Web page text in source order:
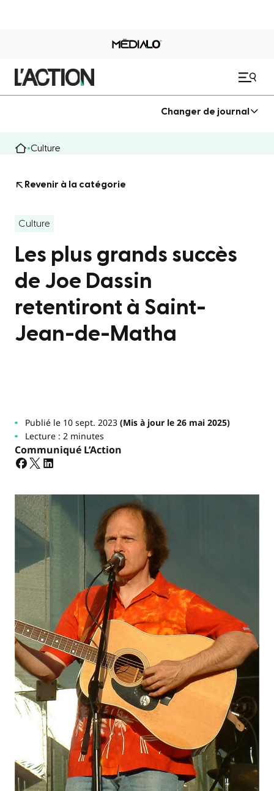
Changer de journal
Culture
Revenir à la catégorie
Culture
Les plus grands succès
de Joe Dassin
retentiront à Saint-
Jean-de-Matha
Publié le 10 sept. 2023(Mis à jour le 26 mai 2025)
Lecture : 2 minutes
Communiqué L’Action